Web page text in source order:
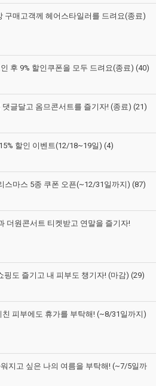
구매고객께 헤어스타일러를 드려요(종료)
후 9% 할인쿠폰을 모두 드려요(종료) (40)
댓글달고 옴므콘서트를 즐기자! (종료) (21)
할인 이벤트(12/18~19일) (4)
스마스 5종 쿠폰 오픈(~12/31일까지) (87)
더원콘서트 티켓받고 연말을 즐기자!
핑도 즐기고 내 피부도 챙기자! (마감) (29)
친 피부에도 휴가를 부탁해! (~8/31일까지)
지고 싶은 나의 여름을 부탁해! (~7/5일까